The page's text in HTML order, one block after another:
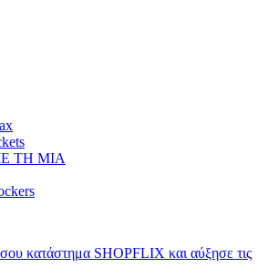
ΤΗ ΜΙΑ
κατάστημα SHOPFLIX και αύξησε τις